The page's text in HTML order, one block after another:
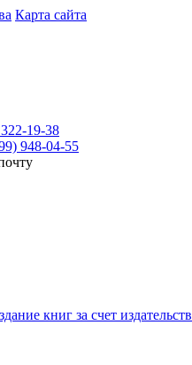
Карта сайта
19-38
948-04-55
книг за счет